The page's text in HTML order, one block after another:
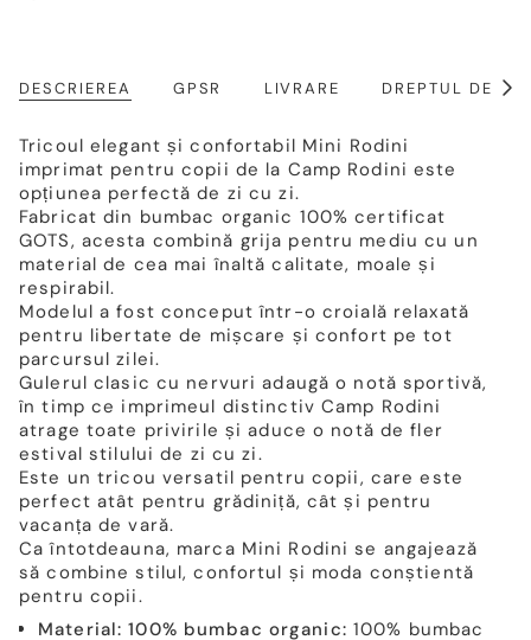
DESCRIEREA GPSR LIVRARE DREPTUL DE
Tricoul elegant și confortabil Mini Rodini
imprimat pentru copii de la Camp Rodini este
opțiunea perfectă de zi cu zi.
Fabricat din bumbac organic 100% certificat
GOTS, acesta combină grija pentru mediu cu un
material de cea mai înaltă calitate, moale și
respirabil.
Modelul a fost conceput într-o croială relaxată
pentru libertate de mișcare și confort pe tot
parcursul zilei.
Gulerul clasic cu nervuri adaugă o notă sportivă,
în timp ce imprimeul distinctiv Camp Rodini
atrage toate privirile și aduce o notă de fler
estival stilului de zi cu zi.
Este un tricou versatil pentru copii, care este
perfect atât pentru grădiniță, cât și pentru
vacanța de vară.
Ca întotdeauna, marca Mini Rodini se angajează
să combine stilul, confortul și moda conștientă
pentru copii.
Material: 100% bumbac organic: 100% bumbac